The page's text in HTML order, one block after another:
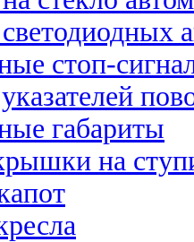
стоп-
габариты
на